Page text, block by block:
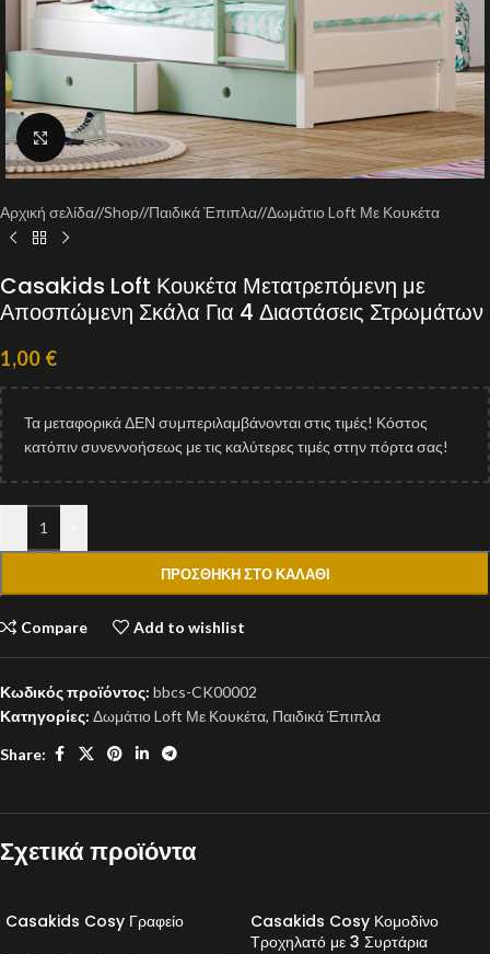
Click to enlarge
Αρχική σελίδα/ Shop/ Παιδικά Έπιπλα/ Δωμάτιο Loft Με Κουκέτα
Casakids Loft Κουκέτα Μετατρεπόμενη με
Αποσπώμενη Σκάλα Για 4 Διαστάσεις Στρωμάτων
1,00 €
Τα μεταφορικά ΔΕΝ συμπεριλαμβάνονται στις τιμές! Κόστος
κατόπιν συνεννοήσεως με τις καλύτερες τιμές στην πόρτα σας!
ΠΡΟΣΘΉΚΗ ΣΤΟ ΚΑΛΆΘΙ
Compare Add to wishlist
Κωδικός προϊόντος: bbcs-CK00002
Κατηγορίες: Δωμάτιο Loft Με Κουκέτα, Παιδικά Έπιπλα
Share:
Σχετικά προϊόντα
Casakids Cosy Γραφείο
Casakids Cosy Κομοδίνο
Τροχηλατό με 3 Συρτάρια